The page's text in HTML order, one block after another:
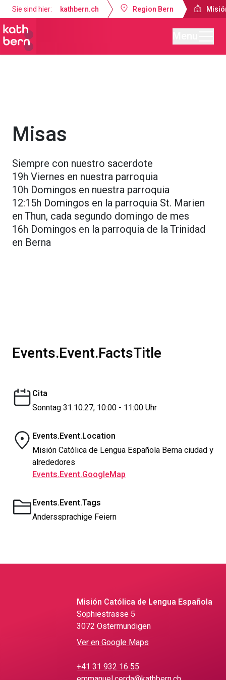
Sie sind hier: kathbern.ch Region Bern
Misas
Siempre con nuestro sacerdote
19h Viernes en nuestra parroquia
10h Domingos en nuestra parroquia
12:15h Domingos en la parroquia St. Marien
en Thun, cada segundo domingo de mes
16h Domingos en la parroquia de la Trinidad
en Berna
Events.Event.FactsTitle
Cita
Sonntag 31.10.27, 10:00 - 11:00 Uhr
Events.Event.Location
Misión Católica de Lengua Española Berna ciudad y
alrededores
Events.Event.GoogleMap
Events.Event.Tags
Anderssprachige Feiern
Misión Católica de Lengua Española
Sophiestrasse 5
3072 Ostermundigen
Ver en Google Maps
+41 31 932 16 55